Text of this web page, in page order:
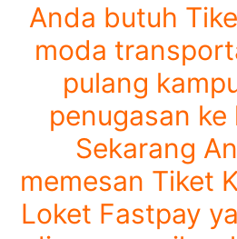
Anda butuh
moda
pulang
penugasan ke
Sekarang
memesan Tiket
Loket Fastpay